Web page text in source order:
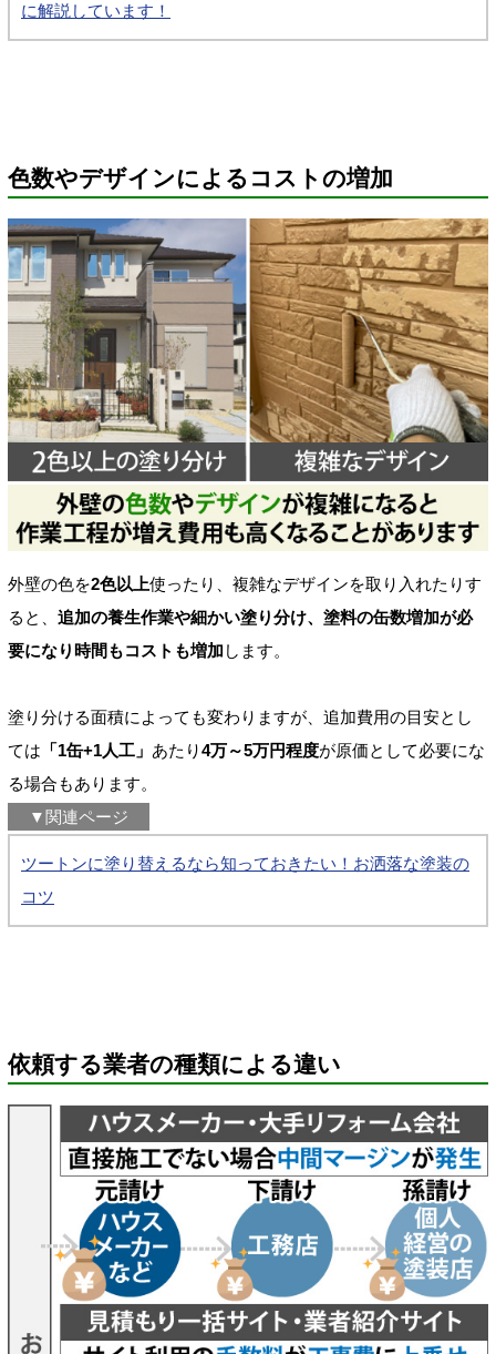
に解説しています！
色数やデザインによるコストの増加
外壁の色を2色以上使ったり、複雑なデザインを取り入れたりす
ると、 追加の養生作業や細かい塗り分け、塗料の缶数増加が必
要になり時間もコストも増加 します。
塗り分ける面積によっても変わりますが、追加費用の目安とし
ては 「1缶+1人工」 あたり4万～5万円程度が原価として必要にな
る場合もあります。
▼関連ページ
ツートンに塗り替えるなら知っておきたい！お洒落な塗装の
コツ
依頼する業者の種類による違い